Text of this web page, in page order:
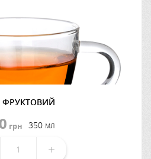
ФРУКТОВИЙ
грн 350 мл
+